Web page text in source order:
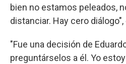
bien no estamos peleados,
distanciar. Hay cero
"Fue una decisión de
preguntárselos a él. Yo